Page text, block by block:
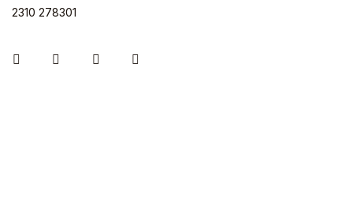
2310 278301
InstagramFacebookTwitter